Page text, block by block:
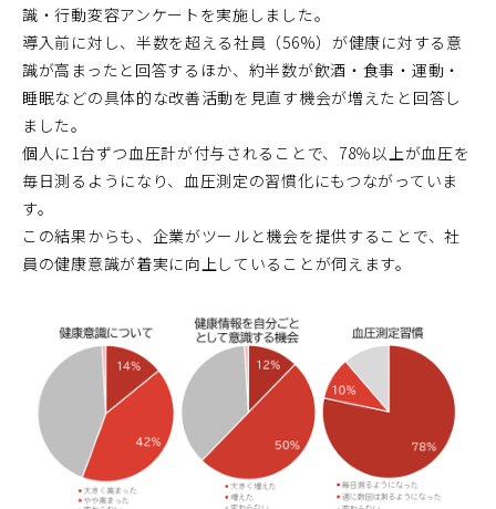
識・行動変容アンケートを実施しました。
導入前に対し、半数を超える社員（56%）が健康に対する意
識が高まったと回答するほか、約半数が飲酒・食事・運動・
睡眠などの具体的な改善活動を見直す機会が増えたと回答し
ました。
個人に1台ずつ血圧計が付与されることで、78％以上が血圧を
毎日測るようになり、血圧測定の習慣化にもつながっていま
す。
この結果からも、企業がツールと機会を提供することで、社
員の健康意識が着実に向上していることが伺えます。